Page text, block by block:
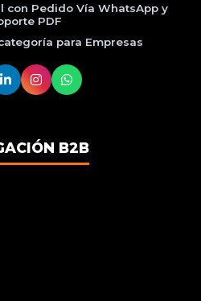
con Pedido Vía WhatsApp y
PDF
para Empresas
B2B